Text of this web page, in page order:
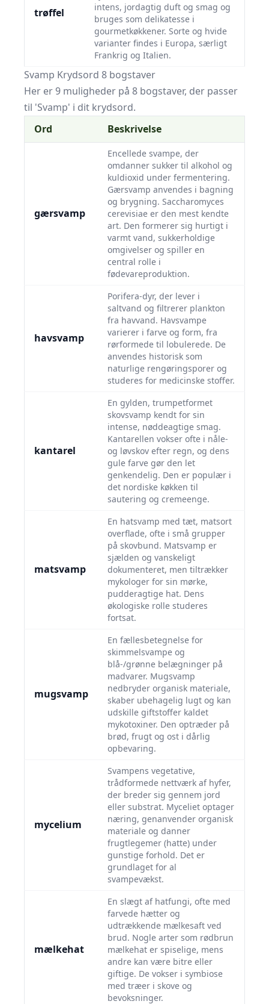
trøffel
intens, jordagtig duft og smag og
bruges som delikatesse i
gourmetkøkkener. Sorte og hvide
varianter findes i Europa, særligt
Frankrig og Italien.
Svamp Krydsord 8 bogstaver
Her er 9 muligheder på 8 bogstaver, der passer
til 'Svamp' i dit krydsord.
Ord
Beskrivelse
gærsvamp
Encellede svampe, der
omdanner sukker til alkohol og
kuldioxid under fermentering.
Gærsvamp anvendes i bagning
og brygning. Saccharomyces
cerevisiae er den mest kendte
art. Den formerer sig hurtigt i
varmt vand, sukkerholdige
omgivelser og spiller en
central rolle i
fødevareproduktion.
havsvamp
Porifera-dyr, der lever i
saltvand og filtrerer plankton
fra havvand. Havsvampe
varierer i farve og form, fra
rørformede til lobulerede. De
anvendes historisk som
naturlige rengøringsporer og
studeres for medicinske stoffer.
kantarel
En gylden, trumpetformet
skovsvamp kendt for sin
intense, nøddeagtige smag.
Kantarellen vokser ofte i nåle-
og løvskov efter regn, og dens
gule farve gør den let
genkendelig. Den er populær i
det nordiske køkken til
sautering og cremeenge.
matsvamp
En hatsvamp med tæt, matsort
overflade, ofte i små grupper
på skovbund. Matsvamp er
sjælden og vanskeligt
dokumenteret, men tiltrækker
mykologer for sin mørke,
pudderagtige hat. Dens
økologiske rolle studeres
fortsat.
mugsvamp
En fællesbetegnelse for
skimmelsvampe og
blå-/grønne belægninger på
madvarer. Mugsvamp
nedbryder organisk materiale,
skaber ubehagelig lugt og kan
udskille giftstoffer kaldet
mykotoxiner. Den optræder på
brød, frugt og ost i dårlig
opbevaring.
mycelium
Svampens vegetative,
trådformede nettværk af hyfer,
der breder sig gennem jord
eller substrat. Myceliet optager
næring, genanvender organisk
materiale og danner
frugtlegemer (hatte) under
gunstige forhold. Det er
grundlaget for al
svampevækst.
mælkehat
En slægt af hatfungi, ofte med
farvede hætter og
udtrækkende mælkesaft ved
brud. Nogle arter som rødbrun
mælkehat er spiselige, mens
andre kan være bitre eller
giftige. De vokser i symbiose
med træer i skove og
bevoksninger.